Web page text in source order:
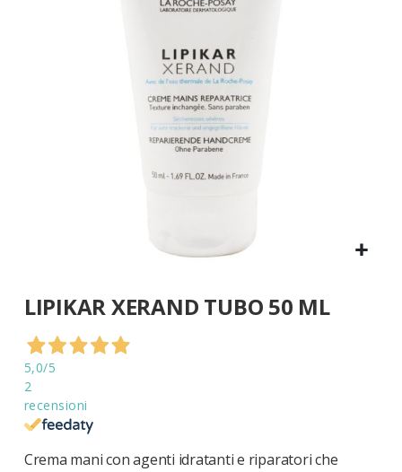
all'inizio
galleria
di
immagini
LIPIKAR XERAND TUBO 50 ML
5,0/5
2
recensioni
Crema mani con agenti idratanti e riparatori che